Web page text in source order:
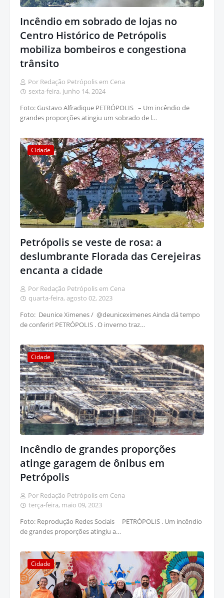
Incêndio em sobrado de lojas no
Centro Histórico de Petrópolis
mobiliza bombeiros e congestiona
trânsito
Por Redação Petrópolis em Cena
sexta-feira, junho 14, 2024
Foto: Gustavo Alfradique PETRÓPOLIS – Um incêndio de
grandes proporções atingiu um sobrado de l…
Cidade
Petrópolis se veste de rosa: a
deslumbrante Florada das Cerejeiras
encanta a cidade
Por Redação Petrópolis em Cena
quarta-feira, agosto 02, 2023
Foto: Deunice Ximenes / @deuniceximenes Ainda dá tempo
de conferir! PETRÓPOLIS . O inverno traz…
Cidade
Incêndio de grandes proporções
atinge garagem de ônibus em
Petrópolis
Por Redação Petrópolis em Cena
terça-feira, maio 09, 2023
Foto: Reprodução Redes Sociais PETRÓPOLIS . Um incêndio
de grandes proporções atingiu a…
Cidade